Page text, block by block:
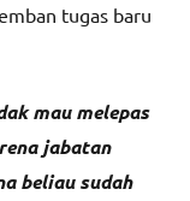
tugas baru
mau melepas
jabatan
beliau sudah